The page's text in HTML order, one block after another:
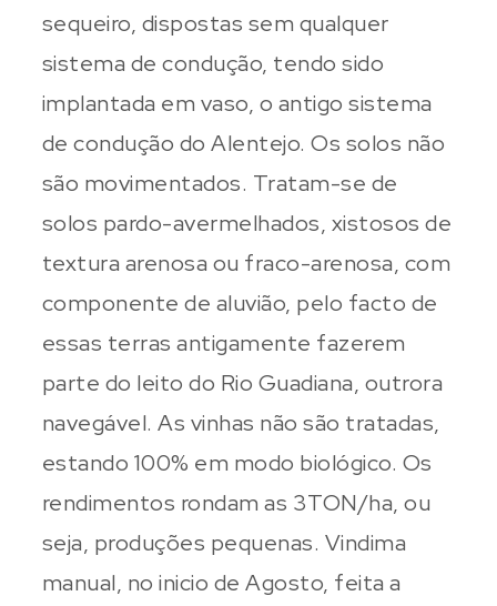
sequeiro, dispostas sem qualquer
sistema de condução, tendo sido
implantada em vaso, o antigo sistema
de condução do Alentejo. Os solos não
são movimentados. Tratam-se de
solos pardo-avermelhados, xistosos de
textura arenosa ou fraco-arenosa, com
componente de aluvião, pelo facto de
essas terras antigamente fazerem
parte do leito do Rio Guadiana, outrora
navegável. As vinhas não são tratadas,
estando 100% em modo biológico. Os
rendimentos rondam as 3TON/ha, ou
seja, produções pequenas. Vindima
manual, no inicio de Agosto, feita a